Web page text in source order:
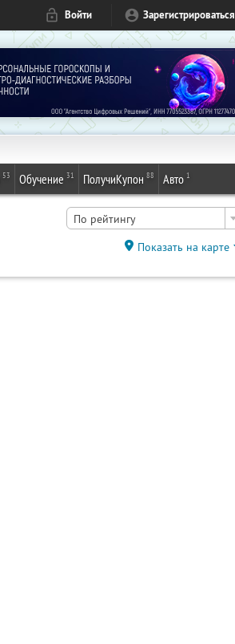
Войти Зарегистрироваться
53 Обучение 31 ПолучиКупон 88 Авто 1
По рейтингу
Показать на карте